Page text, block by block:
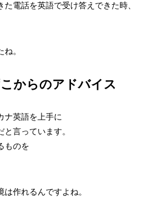
電話を英語で受け答えできた時、
。
からのアドバイス
ナ英語を上手に
言っています。
ものを
作れるんですよね。